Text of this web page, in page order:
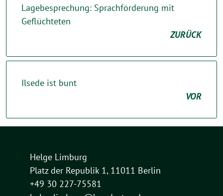
Lagebesprechung: Sprachförderung mit
Geflüchteten
ZURÜCK
Ilsede ist bunt
VOR
Helge Limburg
Platz der Republik 1, 11011 Berlin
+49 30 227-75581